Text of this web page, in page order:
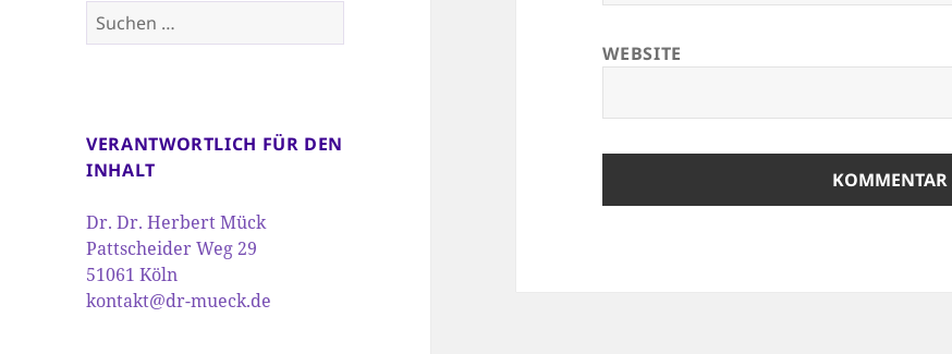
Suchen
nach:
VERANTWORTLICH FÜR DEN
INHALT
Dr. Dr. Herbert Mück
Pattscheider Weg 29
51061 Köln
kontakt@dr-mueck.de
WEBSITE